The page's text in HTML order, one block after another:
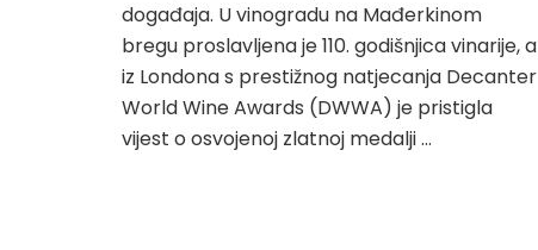
događaja. U vinogradu na Mađerkinom
bregu proslavljena je 110. godišnjica vinarije, a
iz Londona s prestižnog natjecanja Decanter
World Wine Awards (DWWA) je pristigla
vijest o osvojenoj zlatnoj medalji …